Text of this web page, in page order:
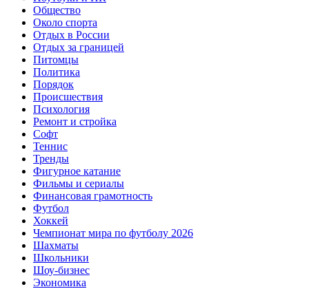
Общество
Около спорта
Отдых в России
Отдых за границей
Питомцы
Политика
Порядок
Происшествия
Психология
Ремонт и стройка
Софт
Теннис
Тренды
Фигурное катание
Фильмы и сериалы
Финансовая грамотность
Футбол
Хоккей
Чемпионат мира по футболу 2026
Шахматы
Школьники
Шоу-бизнес
Экономика